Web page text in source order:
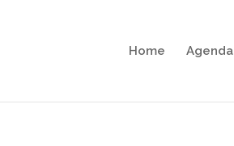
Home Agenda